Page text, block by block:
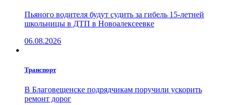
Пьяного водителя будут судить за гибель 15-летней
школьницы в ДТП в Новоалексеевке
06.08.2026
Транспорт
В Благовещенске подрядчикам поручили ускорить
ремонт дорог